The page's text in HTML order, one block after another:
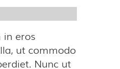
in eros
ut commodo
Nunc ut